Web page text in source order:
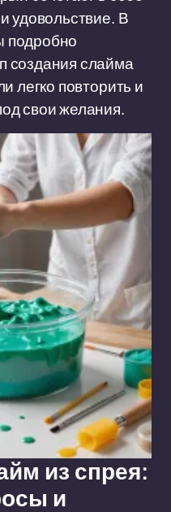
удовольствие. В
подробно
создания слайма
легко повторить и
свои желания.
из спрея:
и